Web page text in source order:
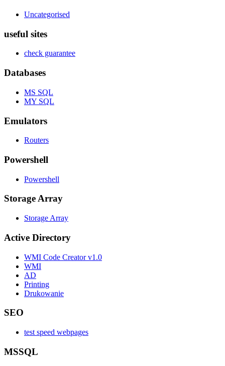
Uncategorised
useful sites
check guarantee
Databases
MS SQL
MY SQL
Emulators
Routers
Powershell
Powershell
Storage Array
Storage Array
Active Directory
WMI Code Creator v1.0
WMI
AD
Printing
Drukowanie
SEO
test speed webpages
MSSQL